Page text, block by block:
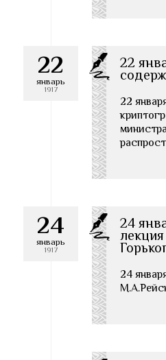
22
январь
1917
22
22
24
январь
1917
24
24